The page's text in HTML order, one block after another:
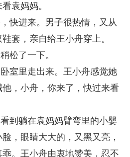
袁妈妈。
快进来。男子很热情，又从
套，亲自给王小舟穿上。
松了一下。
室里走出来。王小舟感觉她
，小舟，你来了，快过来看
到躺在袁妈妈臂弯里的小婴
，眼睛大大的，又黑又亮，
。王小舟由衷地赞美，忍不